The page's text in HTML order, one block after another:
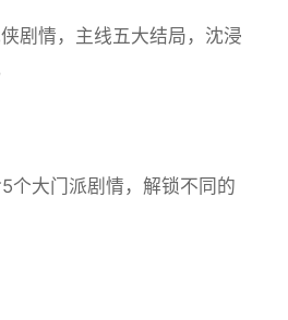
剧情，主线五大结局，沈浸
大门派剧情，解锁不同的